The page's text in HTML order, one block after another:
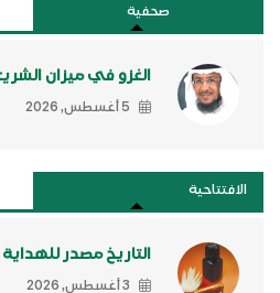
صحفية
الغزو في ميزان
5 أغسطس, 2026
الافتتاحية
التاريخ مصدر
3 أغسطس, 2026